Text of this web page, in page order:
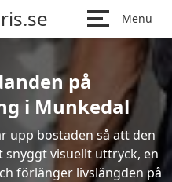
Menu
på
i Munkedal
upp bostaden så att den
visuellt uttryck, en
förlänger livslängden på